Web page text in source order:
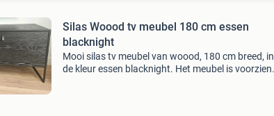
Silas Woood tv meubel 180 cm essen
blacknight
Mooi silas tv meubel van woood, 180 cm breed, in
de kleur essen blacknight. Het meubel is voorzien